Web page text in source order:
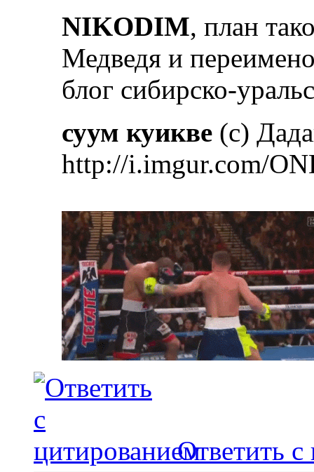
NIKODIM, план
Медведя и
блог сибирско-
суум куикве (с)
http://i.imgur.com/
Ответить с